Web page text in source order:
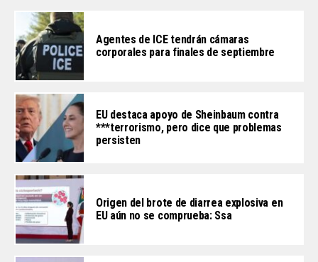
Agentes de ICE tendrán cámaras
corporales para finales de septiembre
EU destaca apoyo de Sheinbaum contra
***terrorismo, pero dice que problemas
persisten
Origen del brote de diarrea explosiva en
EU aún no se comprueba: Ssa